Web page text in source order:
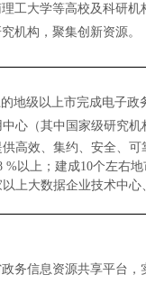
工大学等高校及科研
构，聚集创新资源。
级以上市完成电子
心（其中国家级研究机
效、集约、安全、
以上；建成10个左右
上大数据企业技术中
信息资源共享平台，